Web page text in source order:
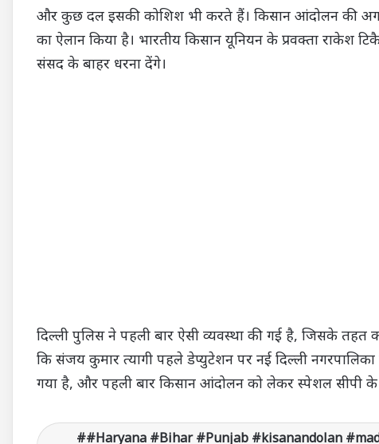
और कुछ दल इसकी कोशिश भी करते हैं। किसान आंदोलन की
का ऐलान किया है। भारतीय किसान यूनियन के प्रवक्ता राकेश
संसद के बाहर धरना देंगे।
दिल्ली पुलिस ने पहली बार ऐसी व्यवस्था की गई है, जिसके
कि संजय कुमार त्यागी पहले डेप्युटेशन पर नई दिल्ली
गया है, और पहली बार किसान आंदोलन को लेकर स्पेशल सीपी
#Haryana #Bihar #Punjab #kisanandolan